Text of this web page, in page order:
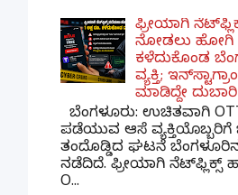
ಫ್ರೀಯಾಗಿ
ನೋಡಲು ಹೋಗಿ
ಕಳೆದುಕೊಂಡ
ವ್ಯಕ್ತಿ;
ಮಾಡಿದ್ದೇ
ಬೆಂಗಳೂರು: ಉಚಿತವಾಗಿ
ಪಡೆಯುವ ಆಸೆ ವ್ಯಕ್ತಿಯೊಬ್ಬರಿಗೆ
ತಂದೊಡ್ಡಿದ ಘಟನೆ
ನಡೆದಿದೆ. ಫ್ರೀಯಾಗಿ ನೆಟ್‌ಫ್ಲಿಕ್ಸ್
O...